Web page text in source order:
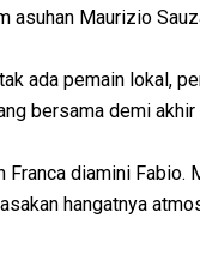
asuhan Maurizio
ada pemain lokal,
bersama demi
Franca diamini
hangatnya